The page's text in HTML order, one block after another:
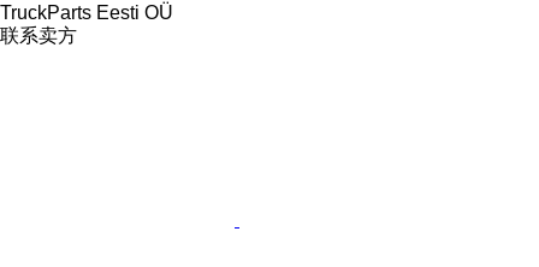
TruckParts Eesti OÜ
联系卖方